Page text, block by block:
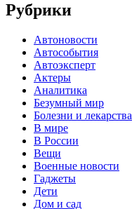
Рубрики
Автоновости
Автособытия
Автоэксперт
Актеры
Аналитика
Безумный мир
Болезни и лекарства
В мире
В России
Вещи
Военные новости
Гаджеты
Дети
Дом и сад